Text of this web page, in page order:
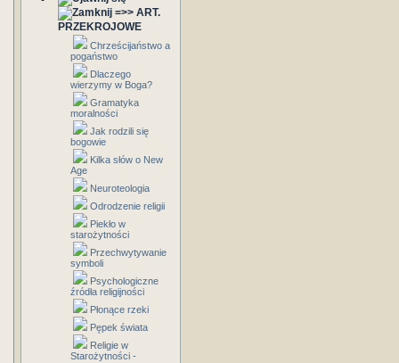
=>> ART.
PRZEKROJOWE
Chrześcijaństwo a
pogaństwo
Dlaczego
wierzymy w Boga?
Gramatyka
moralności
Jak rodzili się
bogowie
Kilka słów o New
Age
Neuroteologia
Odrodzenie religii
Piekło w
starożytności
Przechwytywanie
symboli
Psychologiczne
źródła religijności
Płonące rzeki
Pępek świata
Religie w
Starożytności -